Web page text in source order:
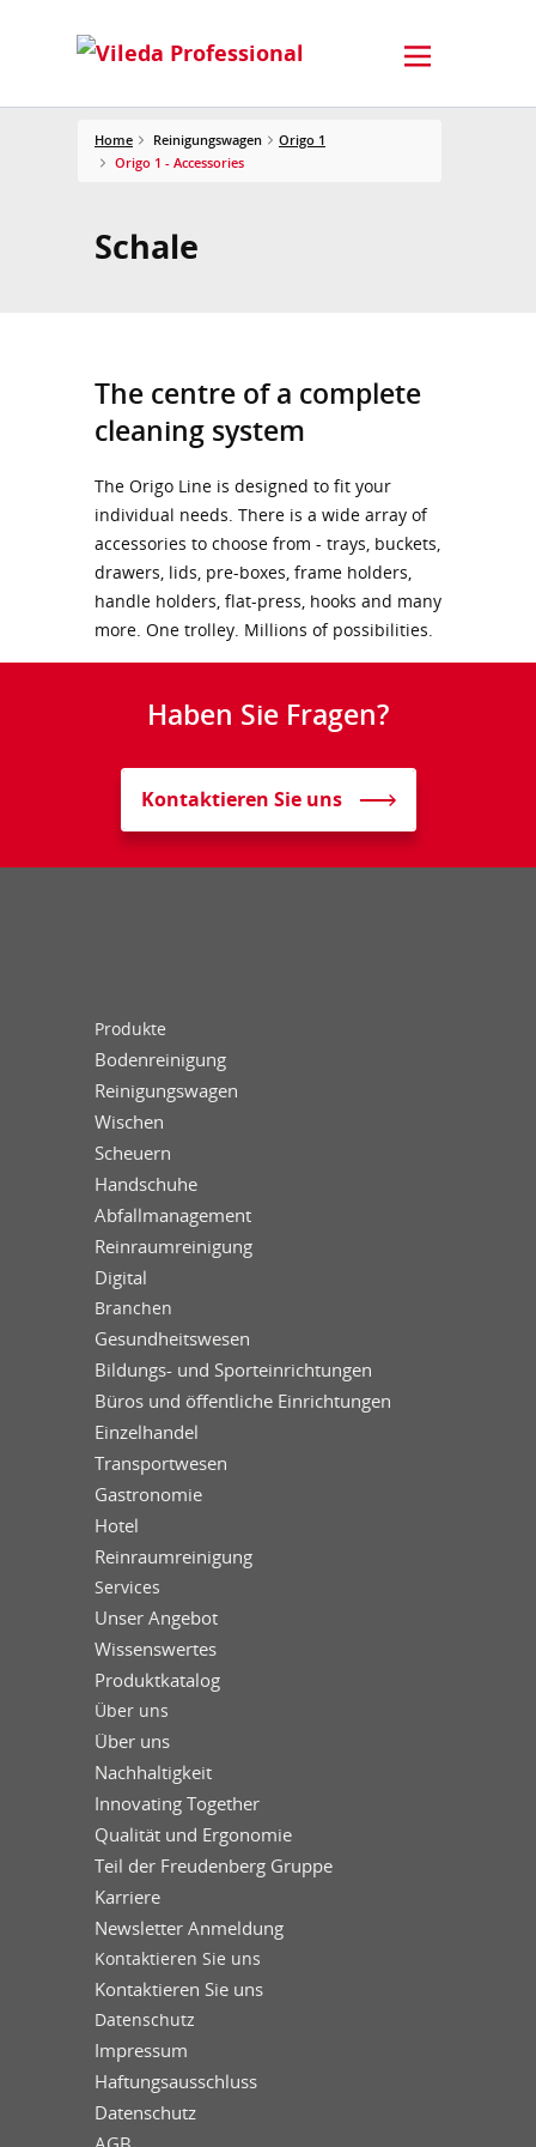
Home Reinigungswagen
Origo 1
Origo 1 - Accessories
Schale
The centre of a complete
cleaning system​
The Origo Line is designed to fit your
individual needs. There is a wide array of
accessories to choose from - trays, buckets,
drawers, lids, pre-boxes, frame holders,
handle holders, flat-press, hooks and many
more. One trolley. Millions of possibilities.
Haben Sie Fragen?
Kontaktieren Sie uns
Produkte
Bodenreinigung
Reinigungswagen
Wischen
Scheuern
Handschuhe
Abfallmanagement
Reinraumreinigung
Digital
Branchen
Gesundheitswesen
Bildungs- und Sporteinrichtungen
Büros und öffentliche Einrichtungen
Einzelhandel
Transportwesen
Gastronomie
Hotel
Reinraumreinigung
Services
Unser Angebot
Wissenswertes
Produktkatalog
Über uns
Über uns
Nachhaltigkeit
Innovating Together
Qualität und Ergonomie
Teil der Freudenberg Gruppe
Karriere
Newsletter Anmeldung
Kontaktieren Sie uns
Kontaktieren Sie uns
Datenschutz
Impressum
Haftungsausschluss
Datenschutz